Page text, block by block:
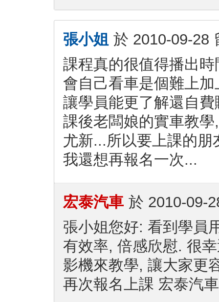
張小姐 於 2010-09-28
課程真的很值得播出
會自己看車是個難上
讓學員能更了解還自
課後老闆娘的實車教
尤新...所以要上課的
我還想再報名一次...
宏泰汽車 於 2010-09-
張小姐您好: 看到學員
有效率, 倍感欣慰. 很
影機來教學, 讓大家更
再次報名上課 宏泰汽